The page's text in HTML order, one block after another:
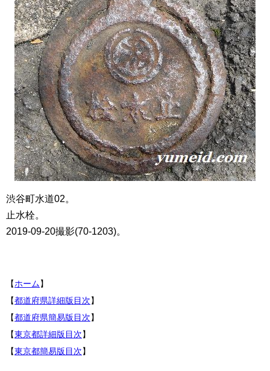
渋谷町水道02。
止水栓。
2019-09-20撮影(70-1203)。
【ホーム】
【都道府県詳細版目次】
【都道府県簡易版目次】
【東京都詳細版目次】
【東京都簡易版目次】